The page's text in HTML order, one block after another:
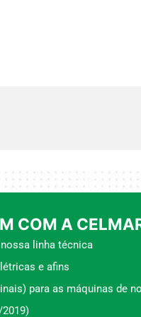
COM A
linha técnica
e afins
para as máquinas de